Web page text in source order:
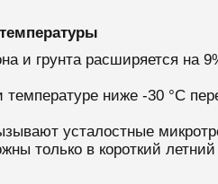
и грунта расширяется на
ниже -30 °C
усталостные
только в короткий летний